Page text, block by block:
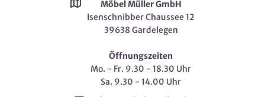
Möbel Müller GmbH
Isenschnibber Chaussee 12
39638 Gardelegen
Öffnungszeiten
Mo. - Fr. 9.30 - 18.30 Uhr
Sa. 9.30 - 14.00 Uhr